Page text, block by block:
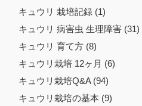
キュウリ 栽培記録 (1)
キュウリ 病害虫 生理障害 (31)
キュウリ 育て方 (8)
キュウリ栽培 12ヶ月 (6)
キュウリ栽培Q&A (94)
キュウリ栽培の基本 (9)